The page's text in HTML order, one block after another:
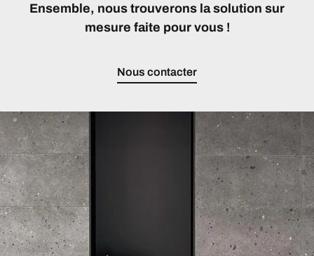
Ensemble, nous trouverons la solution sur
mesure faite pour vous !
Nous contacter